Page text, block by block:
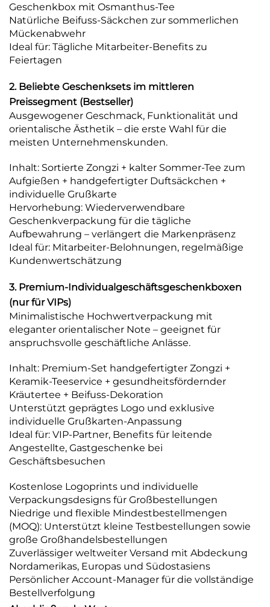
Geschenkbox mit Osmanthus-Tee
Natürliche Beifuss-Säckchen zur sommerlichen
Mückenabwehr
Ideal für: Tägliche Mitarbeiter-Benefits zu
Feiertagen
2. Beliebte Geschenksets im mittleren
Preissegment (Bestseller)
Ausgewogener Geschmack, Funktionalität und
orientalische Ästhetik – die erste Wahl für die
meisten Unternehmenskunden.
Inhalt: Sortierte Zongzi + kalter Sommer-Tee zum
Aufgießen + handgefertigter Duftsäckchen +
individuelle Grußkarte
Hervorhebung: Wiederverwendbare
Geschenkverpackung für die tägliche
Aufbewahrung – verlängert die Markenpräsenz
Ideal für: Mitarbeiter-Belohnungen, regelmäßige
Kundenwertschätzung
3. Premium-Individualgeschäftsgeschenkboxen
(nur für VIPs)
Minimalistische Hochwertverpackung mit
eleganter orientalischer Note – geeignet für
anspruchsvolle geschäftliche Anlässe.
Inhalt: Premium-Set handgefertigter Zongzi +
Keramik-Teeservice + gesundheitsfördernder
Kräutertee + Beifuss-Dekoration
Unterstützt geprägtes Logo und exklusive
individuelle Grußkarten-Anpassung
Ideal für: VIP-Partner, Benefits für leitende
Angestellte, Gastgeschenke bei
Geschäftsbesuchen
Kostenlose Logoprints und individuelle
Verpackungsdesigns für Großbestellungen
Niedrige und flexible Mindestbestellmengen
(MOQ): Unterstützt kleine Testbestellungen sowie
große Großhandelsbestellungen
Zuverlässiger weltweiter Versand mit Abdeckung
Nordamerikas, Europas und Südostasiens
Persönlicher Account-Manager für die vollständige
Bestellverfolgung